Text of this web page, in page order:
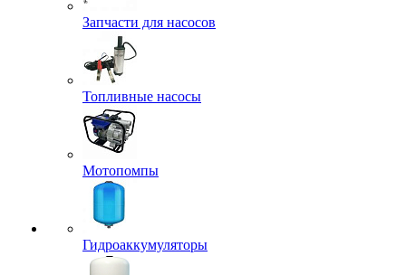
Запчасти для насосов
Топливные насосы
Мотопомпы
Гидроаккумуляторы